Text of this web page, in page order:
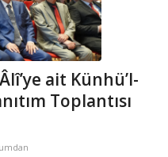
ait Künhü’l-
Toplantısı